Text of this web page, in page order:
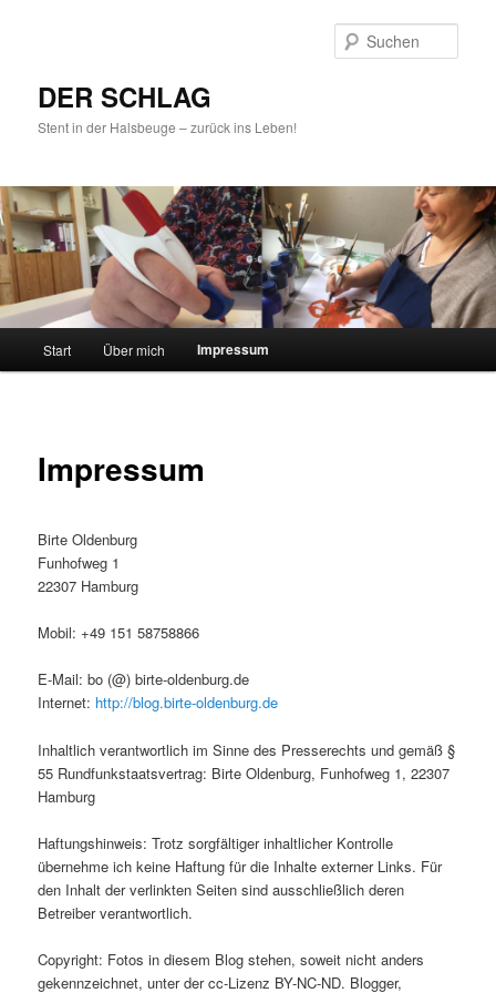
DER SCHLAG
Stent in der Halsbeuge – zurück ins Leben!
Zum
Start Über mich Impressum
Impressum
Birte Oldenburg
Funhofweg 1
22307 Hamburg
Mobil: +49 151 58758866
E-Mail: bo (@) birte-oldenburg.de
Internet: http://blog.birte-oldenburg.de
Inhaltlich verantwortlich im Sinne des Presserechts und gemäß §
55 Rundfunkstaatsvertrag: Birte Oldenburg, Funhofweg 1, 22307
Hamburg
Haftungshinweis: Trotz sorgfältiger inhaltlicher Kontrolle
übernehme ich keine Haftung für die Inhalte externer Links. Für
den Inhalt der verlinkten Seiten sind ausschließlich deren
Betreiber verantwortlich.
Copyright: Fotos in diesem Blog stehen, soweit nicht anders
gekennzeichnet, unter der cc-Lizenz BY-NC-ND. Blogger,